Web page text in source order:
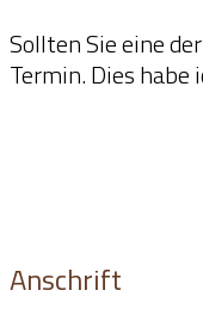
Sollten Sie eine
Termin. Dies
Anschrift